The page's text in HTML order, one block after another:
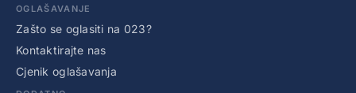
OGLAŠAVANJE
Zašto se oglasiti na 023?
Kontaktirajte nas
Cjenik oglašavanja